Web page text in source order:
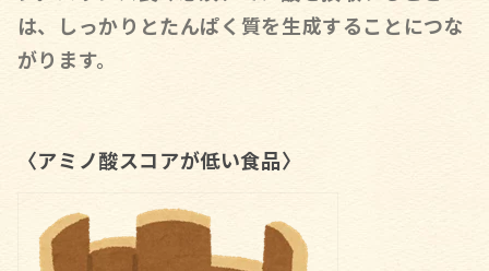
は、しっかりとたんぱく質を生成することにつな
がります。
〈アミノ酸スコアが低い食品〉